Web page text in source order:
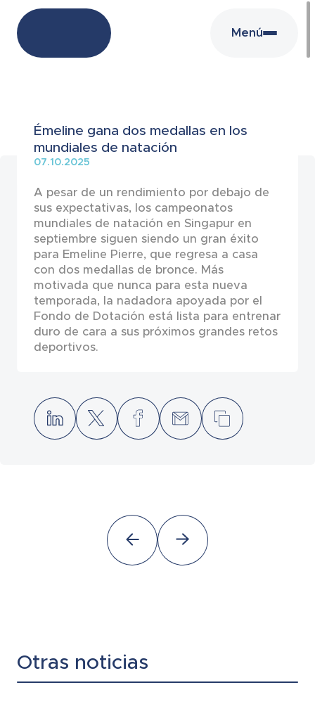
Menú
Noticias
Émeline gana dos medallas en los
mundiales de natación
07.10.2025
A pesar de un rendimiento por debajo de
sus expectativas, los campeonatos
mundiales de natación en Singapur en
septiembre siguen siendo un gran éxito
para Emeline Pierre, que regresa a casa
con dos medallas de bronce. Más
motivada que nunca para esta nueva
temporada, la nadadora apoyada por el
Fondo de Dotación está lista para entrenar
duro de cara a sus próximos grandes retos
deportivos.
Otras noticias